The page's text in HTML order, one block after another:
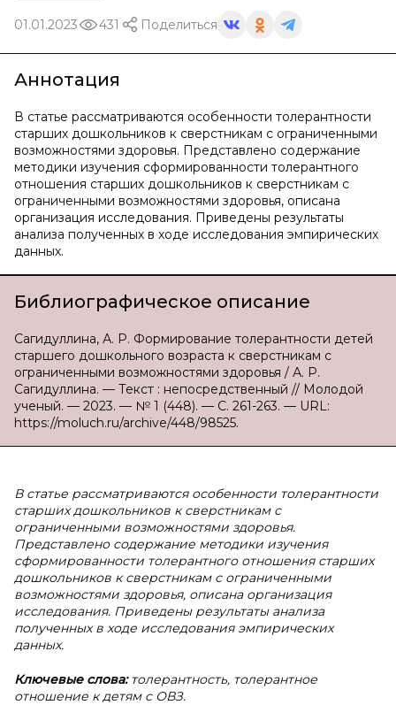
01.01.2023 431 Поделиться
Аннотация
В статье рассматриваются особенности толерантности
старших дошкольников к сверстникам с ограниченными
возможностями здоровья. Представлено содержание
методики изучения сформированности толерантного
отношения старших дошкольников к сверстникам с
ограниченными возможностями здоровья, описана
организация исследования. Приведены результаты
анализа полученных в ходе исследования эмпирических
данных.
Библиографическое описание
Сагидуллина, А. Р. Формирование толерантности детей
старшего дошкольного возраста к сверстникам с
ограниченными возможностями здоровья / А. Р.
Сагидуллина. — Текст : непосредственный // Молодой
ученый. — 2023. — № 1 (448). — С. 261-263. — URL:
https://moluch.ru/archive/448/98525.
В статье рассматриваются особенности толерантности
старших дошкольников к сверстникам с
ограниченными возможностями здоровья.
Представлено содержание методики изучения
сформированности толерантного отношения старших
дошкольников к сверстникам с ограниченными
возможностями здоровья, описана организация
исследования. Приведены результаты анализа
полученных в ходе исследования эмпирических
данных.
Ключевые слова:толерантность, толерантное
отношение к детям с ОВЗ.